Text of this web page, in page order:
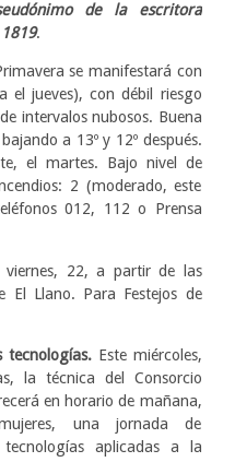
de la escritora
.
se manifestará con
el jueves), con débil riesgo
intervalos nubosos. Buena
a 13º y 12º después.
el martes. Bajo nivel de
2 (moderado, este
012, 112 o Prensa
viernes, 22, a partir de las
El Llano. Para Festejos de
tecnologías. Este miércoles,
la técnica del Consorcio
en horario de mañana,
una jornada de
tecnologías aplicadas a la